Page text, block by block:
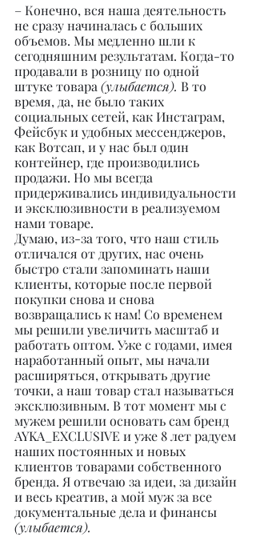
– Конечно, вся наша деятельность
не сразу начиналась с больших
объемов. Мы медленно шли к
сегодняшним результатам. Когда-то
продавали в розницу по одной
штуке товара (улыбается). В то
время, да, не было таких
социальных сетей, как Инстаграм,
Фейсбук и удобных мессенджеров,
как Вотсап, и у нас был один
контейнер, где производились
продажи. Но мы всегда
придерживались индивидуальности
и эксклюзивности в реализуемом
нами товаре.
Думаю, из-за того, что наш стиль
отличался от других, нас очень
быстро стали запоминать наши
клиенты, которые после первой
покупки снова и снова
возвращались к нам! Со временем
мы решили увеличить масштаб и
работать оптом. Уже с годами, имея
наработанный опыт, мы начали
расширяться, открывать другие
точки, а наш товар стал называться
эксклюзивным. В тот момент мы с
мужем решили основать сам бренд
AYKA_EXCLUSIVE и уже 8 лет радуем
наших постоянных и новых
клиентов товарами собственного
бренда. Я отвечаю за идеи, за дизайн
и весь креатив, а мой муж за все
документальные дела и финансы
(улыбается).